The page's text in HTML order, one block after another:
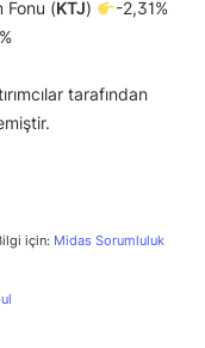
Fonu (KTJ)
-2,31%
tarafından
için: Midas Sorumluluk